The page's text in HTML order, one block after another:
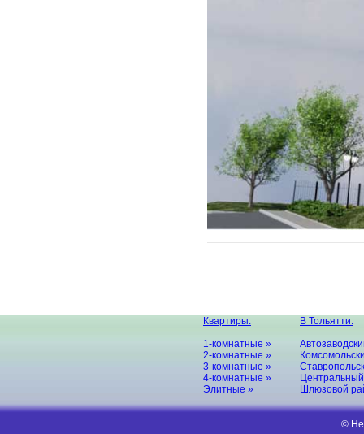
Квартиры:
1-комнатные »
2-комнатные »
3-комнатные »
4-комнатные »
Элитные »
В Тольятти:
Шлюзовой
©